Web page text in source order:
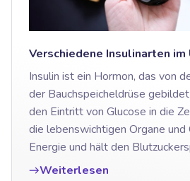
Verschiedene Insulinarten im
Insulin ist ein Hormon, das von
der Bauchspeicheldrüse
den Eintritt von Glucose in die
die lebenswichtigen Organe
Energie und hält den
Weiterlesen